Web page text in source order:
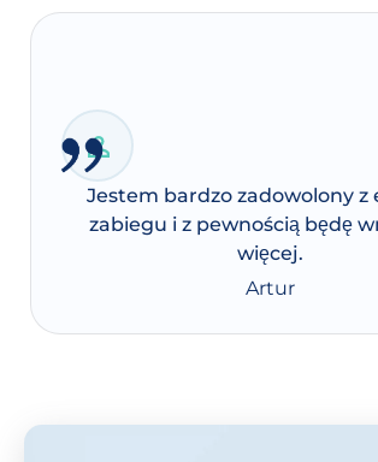
Artur
Jestem bardzo zadowolony z
zabiegu i z pewnością będę
więcej.